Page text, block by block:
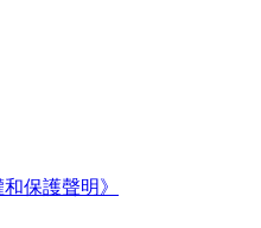
保護聲明》